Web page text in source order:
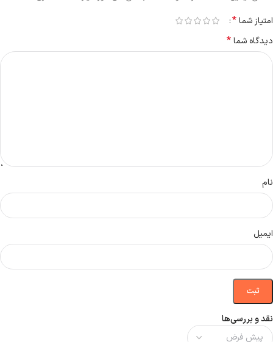
نقد و بررسی‌ها
امتیاز شما*
دیدگاه شما*
نام
ایمیل